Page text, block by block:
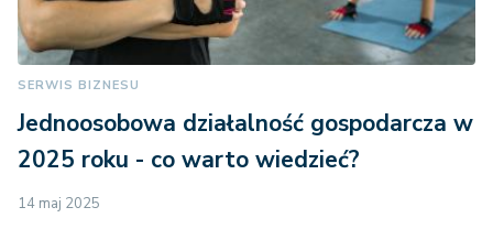
SERWIS BIZNESU
Jednoosobowa działalność gospodarcza w
2025 roku - co warto wiedzieć?
14 maj 2025